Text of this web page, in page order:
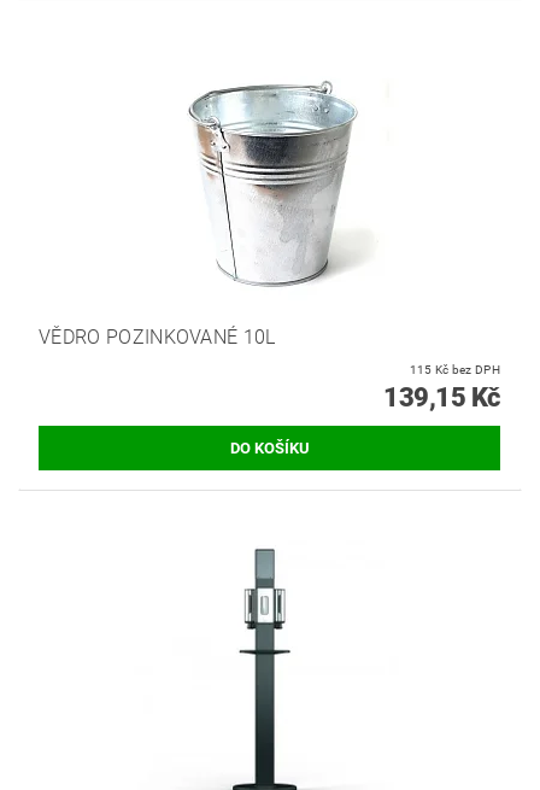
VĚDRO POZINKOVANÉ 10L
115 Kč bez DPH
139,15 Kč